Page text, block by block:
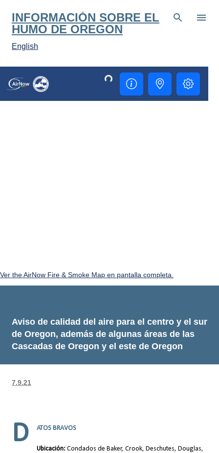
Ir al contenido principal
INFORMACIÓN SOBRE EL
HUMO DE OREGON
English
Ver the AirNow Fire & Smoke Map en pantalla completa.
Aviso de calidad del aire para el centro y el sur
de Oregon, además de algunas áreas de las
Cascadas de Oregon y el este de Oregon
7.9.21
D ATOS BRAVOS
Ubicación: Condados de Baker, Crook, Deschutes, Douglas,